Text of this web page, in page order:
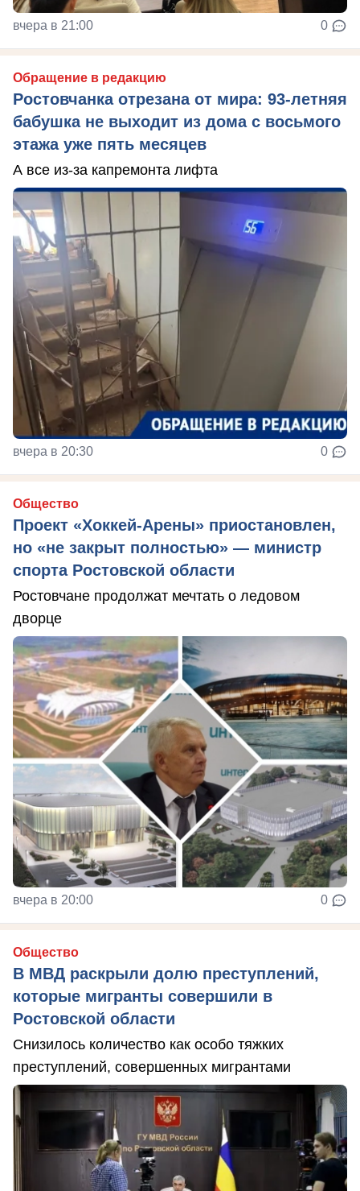
вчера в 21:00 0
Обращение в редакцию
Ростовчанка отрезана от мира: 93-летняя
бабушка не выходит из дома с восьмого
этажа уже пять месяцев
А все из-за капремонта лифта
вчера в 20:30 0
Общество
Проект «Хоккей-Арены» приостановлен,
но «не закрыт полностью» — министр
спорта Ростовской области
Ростовчане продолжат мечтать о ледовом
дворце
вчера в 20:00 0
Общество
В МВД раскрыли долю преступлений,
которые мигранты совершили в
Ростовской области
Снизилось количество как особо тяжких
преступлений, совершенных мигрантами